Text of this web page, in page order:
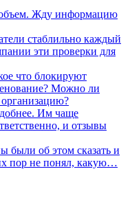
объем. Жду информацию
стаблильно каждый
эти проверки для
что блокируют
Можно ли
организацию?
Им чаще
и отзывы
об этом сказать и
пор не понял, какую…